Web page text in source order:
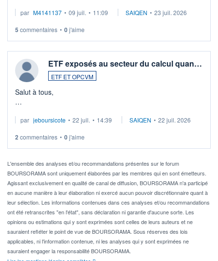
par M4141137 • 09 juil. • 11:09 SAIQEN • 23 juil. 2026
5 commentaires • 0j'aime
ETF exposés au secteur du calcul quan…
ETF ET OPCVM
Salut à tous,
via un ETF plutôt que des actions individuelles.
Idéalement, je voudrais qu'il soit éligible au PEA.
Pour l' ...
par jeboursicote • 22 juil. • 14:39 SAIQEN • 22 juil. 2026
2 commentaires • 0j'aime
L'ensemble des analyses et/ou recommandations présentes sur le forum
BOURSORAMA sont uniquement élaborées par les membres qui en sont émetteurs.
Agissant exclusivement en qualité de canal de diffusion, BOURSORAMA n'a participé
en aucune manière à leur élaboration ni exercé aucun pouvoir discrétionnaire quant à
leur sélection. Les informations contenues dans ces analyses et/ou recommandations
ont été retranscrites "en l'état", sans déclaration ni garantie d'aucune sorte. Les
opinions ou estimations qui y sont exprimées sont celles de leurs auteurs et ne
sauraient refléter le point de vue de BOURSORAMA. Sous réserves des lois
applicables, ni l'information contenue, ni les analyses qui y sont exprimées ne
sauraient engager la responsabilité BOURSORAMA.